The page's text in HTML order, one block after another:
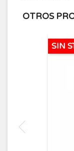
OTROS
SIN